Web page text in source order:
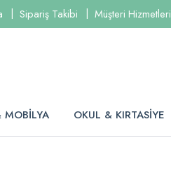
Sipariş Takibi Müşteri Hizmetleri
OKUL & KIRTASİYE